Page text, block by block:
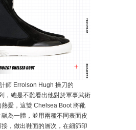
師 Errolson Hugh 操刀的
，總是不難看出他對於軍事武術
愛，這雙 Chelsea Boot 將靴
為一體，並用兩種不同表面皮
，做出鞋面的層次，在細節印